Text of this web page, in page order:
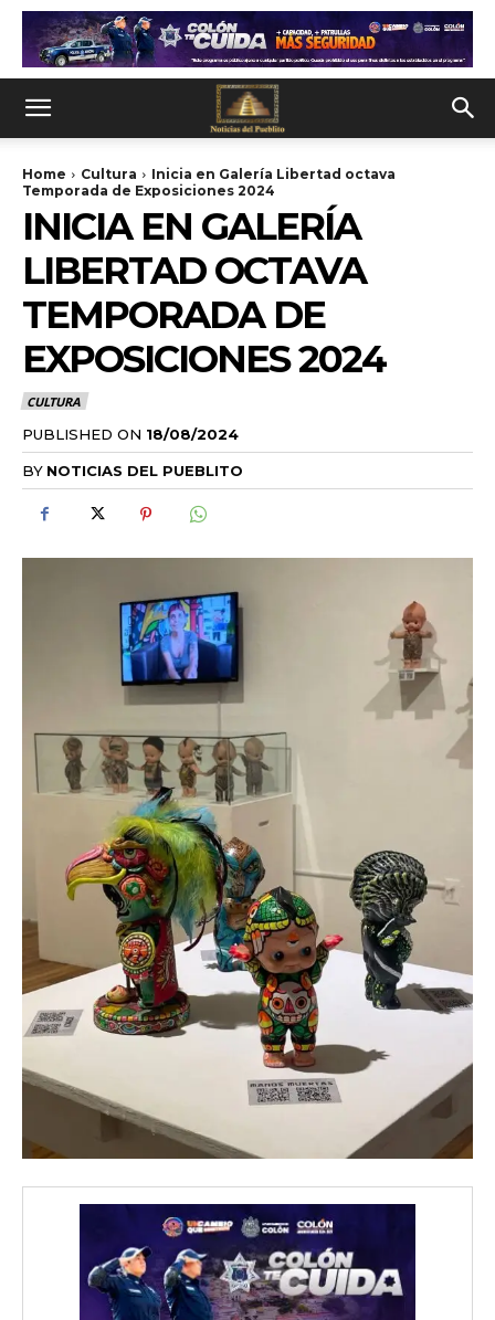
Home Cultura
Inicia en Galería Libertad octava
Temporada de Exposiciones 2024
INICIA EN GALERÍA
LIBERTAD OCTAVA
TEMPORADA DE
EXPOSICIONES 2024
CULTURA
PUBLISHED ON 18/08/2024
BY NOTICIAS DEL PUEBLITO